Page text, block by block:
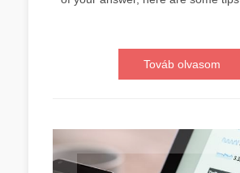
Továb olvasom